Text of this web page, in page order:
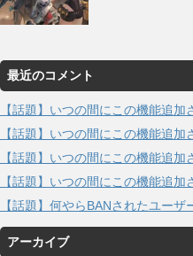
最近のコメント
【話題】いつの間にこの機能追加
【話題】いつの間にこの機能追加
【話題】いつの間にこの機能追加
【話題】いつの間にこの機能追加
【話題】何やらBANされたユーザ
アーカイブ